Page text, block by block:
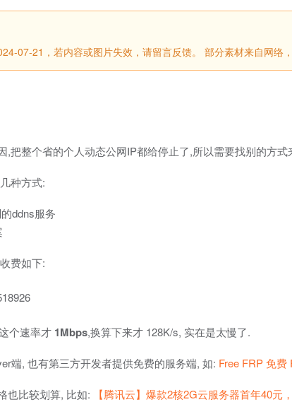
07-21，若内容或图片失效，请留言反馈。 部分素材来自网络
,把整个省的个人动态公网IP都给停止了,所以需要找别的方式
种方式:
ddns服务
费如下:
个速率才 1Mbps,换算下来才 128K/s, 实在是太慢了.
端, 也有第三方开发者提供免费的服务端, 如: Free FRP 免费
也比较划算, 比如: 【腾讯云】爆款2核2G云服务器首年40元